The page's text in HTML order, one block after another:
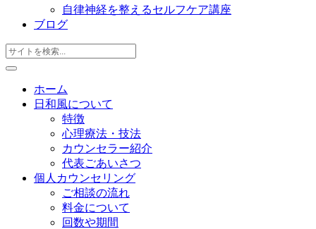
自律神経を整えるセルフケア講座
ブログ
ホーム
日和風について
特徴
心理療法・技法
カウンセラー紹介
代表ごあいさつ
個人カウンセリング
ご相談の流れ
料金について
回数や期間